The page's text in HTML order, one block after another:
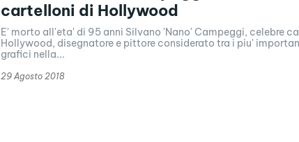
cartelloni di Hollywood
E' morto all'eta' di 95 anni Silvano 'Nano' Campeggi, celebre
Hollywood, disegnatore e pittore considerato tra i piu'
grafici nella...
29 Agosto 2018